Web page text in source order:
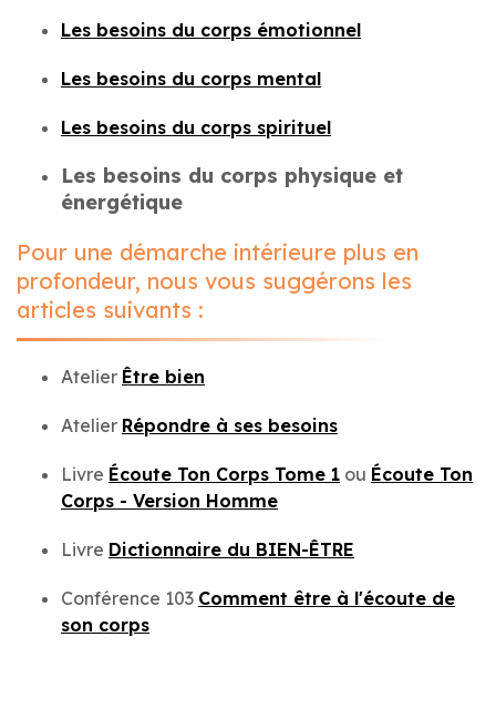
Les besoins du corps émotionnel
Les besoins du corps mental
Les besoins du corps spirituel
Les besoins du corps physique et
énergétique
Pour une démarche intérieure plus en
profondeur, nous vous suggérons les
articles suivants :
Atelier Être bien
Atelier Répondre à ses besoins
Livre Écoute Ton Corps Tome 1 ou Écoute Ton
Corps - Version Homme
Livre Dictionnaire du BIEN-ÊTRE
Conférence 103 Comment être à l'écoute de
son corps